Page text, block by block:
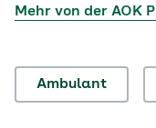
Mehr von der AOK
Ambulant